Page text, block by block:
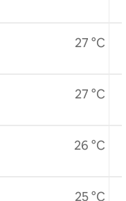
27 °C
27 °C
26 °C
25 °C